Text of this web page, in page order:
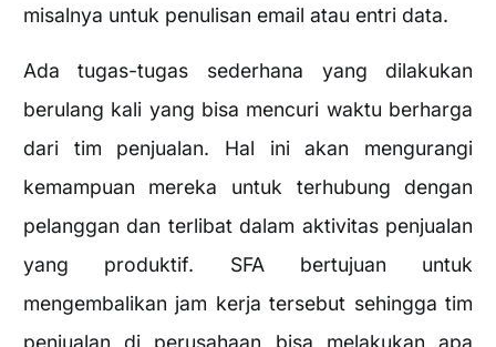
misalnya untuk penulisan email atau entri data.
Ada tugas-tugas sederhana yang dilakukan
berulang kali yang bisa mencuri waktu berharga
dari tim penjualan. Hal ini akan mengurangi
kemampuan mereka untuk terhubung dengan
pelanggan dan terlibat dalam aktivitas penjualan
yang produktif. SFA bertujuan untuk
mengembalikan jam kerja tersebut sehingga tim
penjualan di perusahaan bisa melakukan apa